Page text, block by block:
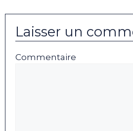
Laisser un
Commentaire